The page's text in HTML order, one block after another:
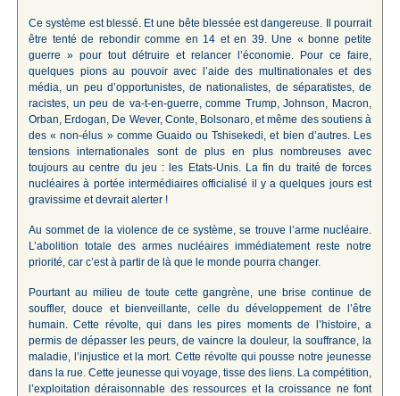
Ce système est blessé. Et une bête blessée est dangereuse. Il pourrait
être tenté de rebondir comme en 14 et en 39. Une « bonne petite
guerre » pour tout détruire et relancer l’économie. Pour ce faire,
quelques pions au pouvoir avec l’aide des multinationales et des
média, un peu d’opportunistes, de nationalistes, de séparatistes, de
racistes, un peu de va-t-en-guerre, comme Trump, Johnson, Macron,
Orban, Erdogan, De Wever, Conte, Bolsonaro, et même des soutiens à
des « non-élus » comme Guaido ou Tshisekedi, et bien d’autres. Les
tensions internationales sont de plus en plus nombreuses avec
toujours au centre du jeu : les Etats-Unis. La fin du traité de forces
nucléaires à portée intermédiaires officialisé il y a quelques jours est
gravissime et devrait alerter !
Au sommet de la violence de ce système, se trouve l’arme nucléaire.
L’abolition totale des armes nucléaires immédiatement reste notre
priorité, car c’est à partir de là que le monde pourra changer.
Pourtant au milieu de toute cette gangrène, une brise continue de
souffler, douce et bienveillante, celle du développement de l’être
humain. Cette révolte, qui dans les pires moments de l’histoire, a
permis de dépasser les peurs, de vaincre la douleur, la souffrance, la
maladie, l’injustice et la mort. Cette révolte qui pousse notre jeunesse
dans la rue. Cette jeunesse qui voyage, tisse des liens. La compétition,
l’exploitation déraisonnable des ressources et la croissance ne font